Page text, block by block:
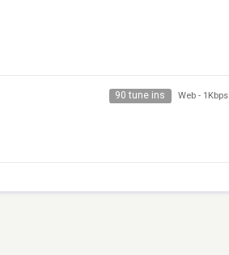
90 tune ins Web - 1Kbps